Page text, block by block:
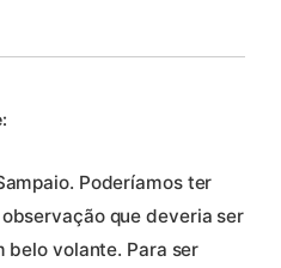
Poderíamos ter
que deveria ser
belo volante. Para ser